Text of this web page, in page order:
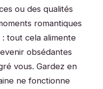
ou des qualités
romantiques
: tout cela alimente
obsédantes
vous. Gardez en
ne fonctionne